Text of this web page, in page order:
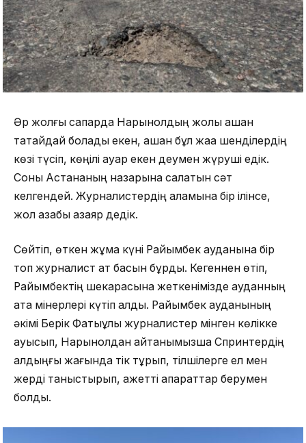
Әр жолғы сапарда Нарынқолдың жолы қашан
тақтайдай болады екен, қашан бұл жаққа шенділердің
көзі түсіп, көңілі ауар екен деумен жүруші едік.
Соны Астананың назарына салатын сәт
келгендей. Журналистердің қаламына бір ілінсе,
жол азабы азаяр дедік.
Сөйтіп, өткен жұма күні Райымбек ауданына бір
топ журналист ат басын бұрды. Кегеннен өтіп,
Райымбектің шекарасына жеткенімізде ауданның
атқа мінерлері күтіп алды. Райымбек ауданының
әкімі Берік Фатықұлы журналистер мінген көлікке
ауысып, Нарынқолдан қайтқанымызша Спринтердің
алдыңғы жағында тік тұрып, тілшілерге ел мен
жерді таныстырып, қажетті ақпараттар берумен
болды.